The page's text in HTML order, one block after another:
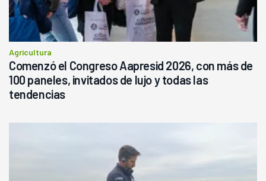
Agricultura
Comenzó el Congreso Aapresid 2026, con más de
100 paneles, invitados de lujo y todas las
tendencias